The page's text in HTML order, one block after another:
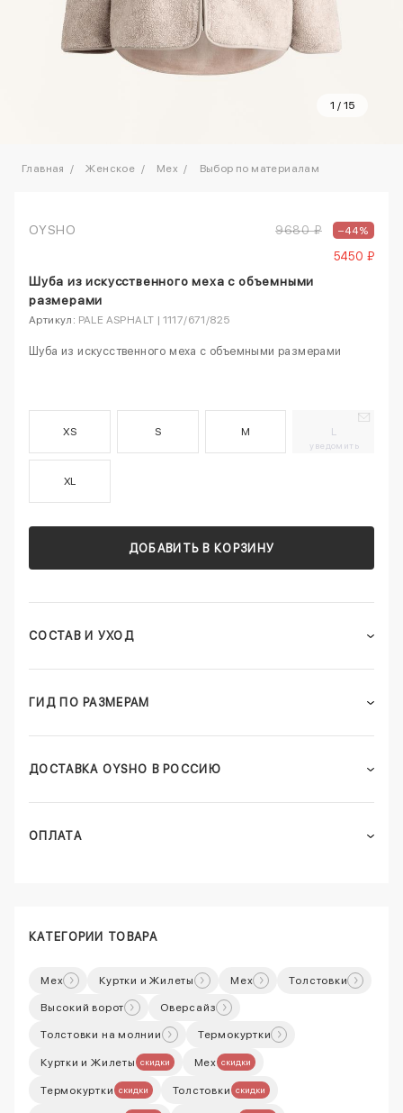
1 / 15
Главная Женское Mex Выбор по материалам
OYSHO 9680 ₽ –44%
5450 ₽
Шуба из искусственного меха с объемными
размерами
Артикул: PALE ASPHALT | 1117/671/825
Шуба из искусственного меха с объемными размерами
XS S M L
уведомить
XL
ДОБАВИТЬ В КОРЗИНУ
СОСТАВ И УХОД
ГИД ПО РАЗМЕРАМ
ДОСТАВКА OYSHO В РОССИЮ
ОПЛАТА
КАТЕГОРИИ ТОВАРА
Mex Куртки и Жилеты Мех Толстовки
Высокий ворот Оверсайз
Толстовки на молнии Термокуртки
Куртки и Жилеты скидки Мех скидки
Термокуртки скидки Толстовки скидки